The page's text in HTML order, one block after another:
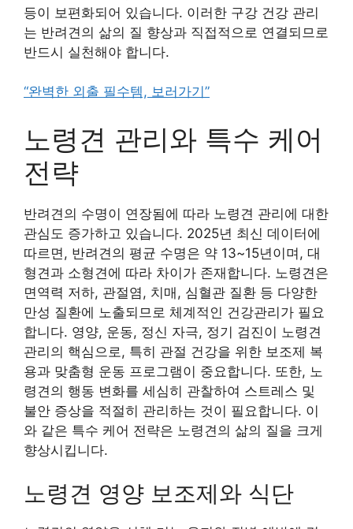
등이 보편화되어 있습니다. 이러한 구강 건강 관리
는 반려견의 삶의 질 향상과 직접적으로 연결되므로
반드시 실천해야 합니다.
“완벽한 외출 필수템, 보러가기”
노령견 관리와 특수 케어
전략
반려견의 수명이 연장됨에 따라 노령견 관리에 대한
관심도 증가하고 있습니다. 2025년 최신 데이터에
따르면, 반려견의 평균 수명은 약 13~15년이며, 대
형견과 소형견에 따라 차이가 존재합니다. 노령견은
면역력 저하, 관절염, 치매, 심혈관 질환 등 다양한
만성 질환에 노출되므로 체계적인 건강관리가 필요
합니다. 영양, 운동, 정신 자극, 정기 검진이 노령견
관리의 핵심으로, 특히 관절 건강을 위한 보조제 복
용과 맞춤형 운동 프로그램이 중요합니다. 또한, 노
령견의 행동 변화를 세심히 관찰하여 스트레스 및
불안 증상을 적절히 관리하는 것이 필요합니다. 이
와 같은 특수 케어 전략은 노령견의 삶의 질을 크게
향상시킵니다.
노령견 영양 보조제와 식단